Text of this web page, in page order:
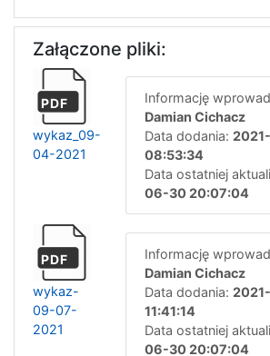
Załączone pliki:
PDF
wykaz_09-
04-2021
Informację
Damian Cichacz
Data dodania:
08:53:34
Data ostatniej
06-30 20:07:04
PDF
wykaz-
09-07-
2021
Informację
Damian Cichacz
Data dodania:
11:41:14
Data ostatniej
06-30 20:07:04